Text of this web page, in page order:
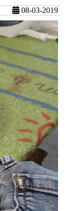
08-03-2019